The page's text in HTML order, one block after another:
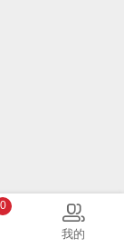
0
我的